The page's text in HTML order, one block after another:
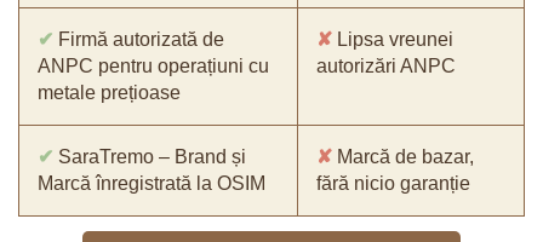
✔ Firmă autorizată de
ANPC pentru operațiuni cu
metale prețioase
✘ Lipsa vreunei
autorizări ANPC
✔ SaraTremo – Brand și
Marcă înregistrată la OSIM
✘ Marcă de bazar,
fără nicio garanție